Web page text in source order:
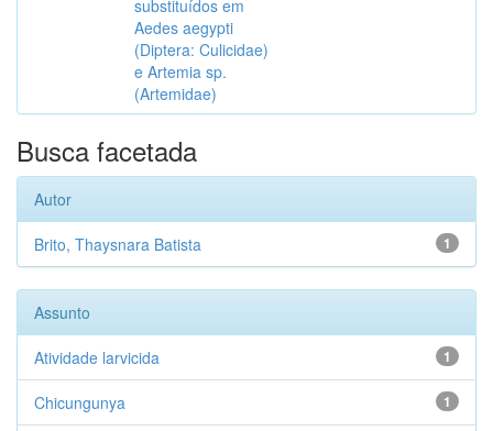
substituídos em
Aedes aegypti
(Diptera: Culicidae)
e Artemia sp.
(Artemidae)
Busca facetada
Autor
1
Brito, Thaysnara Batista
Assunto
1
Atividade larvicida
1
Chicungunya